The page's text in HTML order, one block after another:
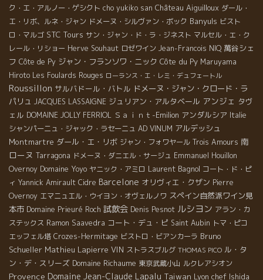
ク・エ・アルノー・ゲシクト cho yukiko san Château Aiguilloux ダール・
エ・リボ、ルネ・ジャン ドメーヌ・シルヴァン・ボック Banyuls ビスト
ロ・マルゴ STC Tours サン・ジャン・ド・ラ・ジネスト マルセル・エ・ク
レール・リショー Herve Souhaut ロゼワイン Jean-Francois NIQ 萬谷シェ
フ Côte de Py ジャン・フランソワ・ニック Côte du Py Maruyama
Hiroto Les Foulards Rouges ローランス・エ・レミ・デュフェートル
Roussillon サルバドール・バトル ドメーヌ・ジャン・クロード・ラ
パリュ JACQUES LASSAIGNE ジュリアン・アルタベール アンジェ タヴ
ェル DOMAINE JOLLY FERRIOL Ｓａｉｎｔ-Emilion アンダルシア Italie
シャンパーニュ・ジャック・ラセーニュ AD VINUM アルデッシュ
Montmartre ダール・エ・リボ ジャン・フォワヤール Trois Amours 南
ローヌ Tarragona ドメーヌ・ダニエル・サージュ Emmanuel Houillon
Overnoy Domaine Yoyo ヤニック・アミロ Laurent Bagnol コート・ド・ピ
ィ Yannick Amirault Cidre Barcelone オリヴィエ・クザン Pierre
Overnoy エマニュエル・ウイヨン・オヴェルノワ スペイン自然派ワイン見
本市 Domaine Prieuré Roch 試飲会 Denis Pesnot ルシヨン アラン・カ
ステックス Ramon Saavedra コート・デュ・ピ Saint Aubin トマ・ピコ
エッフェル塔 Crozes-Hermitage ビストロ・ビアンカーラ Bruno
Schueller Mathieu Lapierre VIN ストラスブルグ THOMAS PICO ル・タ
ン・デ・スリーズ Domaine Richaume 東京武蔵小山 ルクレアシオン
Provence Domaine Jean-Claude Lapalu Taiwan Lyon chef Ishida